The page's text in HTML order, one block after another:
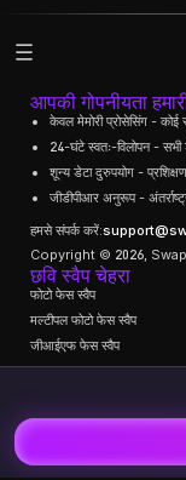
आपकी गोपनीयता
केवल मेमोरी प्रोसेसिंग - कोई
24-घंटे स्वतः-विलोपन - सभी
शून्य डेटा दुरुपयोग -
जीडीपीआर अनुरूप -
हमसे संपर्क करें:
Copyright © 2026,
छवि स्वैप चेहरा
फोटो फेस स्वैप
मल्टीपल फोटो फेस स्वैप
जीआईएफ फेस स्वैप
एकाधिक वीडियो फेस स्वैप